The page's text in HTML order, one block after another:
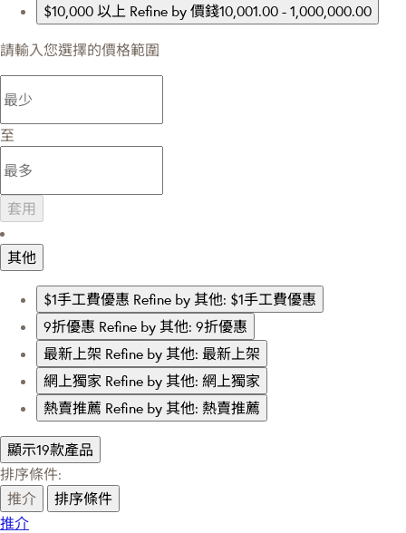
$10,000 以上 Refine by 價錢10,001.00 - 1,000,000.00
請輸入您選擇的價格範圍
至
套用
其他
$1手工費優惠 Refine by 其他: $1手工費優惠
9折優惠 Refine by 其他: 9折優惠
最新上架 Refine by 其他: 最新上架
網上獨家 Refine by 其他: 網上獨家
熱賣推薦 Refine by 其他: 熱賣推薦
顯示19款產品
排序條件:
推介
排序條件
推介